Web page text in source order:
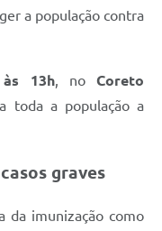
a população contra
13h, noCoreto
toda a população a
graves
da imunização como